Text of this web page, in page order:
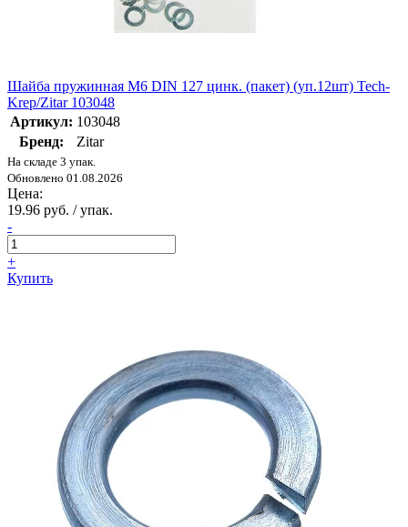
Шайба пружинная М6 DIN 127 цинк. (пакет) (уп.12шт) Tech-
Krep/Zitar 103048
Артикул: 103048
Бренд:
Zitar
На складе 3 упак.
Обновлено 01.08.2026
Цена:
19.96 руб. / упак.
-
+
Купить